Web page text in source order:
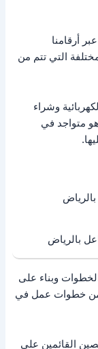
أرقامنا
التي تتم من
وشراء
متواجد في
بالرياض
وبناء على
من خطوات عمل في
القائمين على